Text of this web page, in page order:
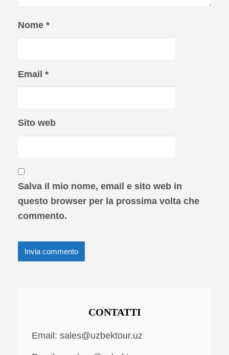
Nome *
Email *
Sito web
Salva il mio nome, email e sito web in
questo browser per la prossima volta che
commento.
CONTATTI
Email: sales@uzbektour.uz